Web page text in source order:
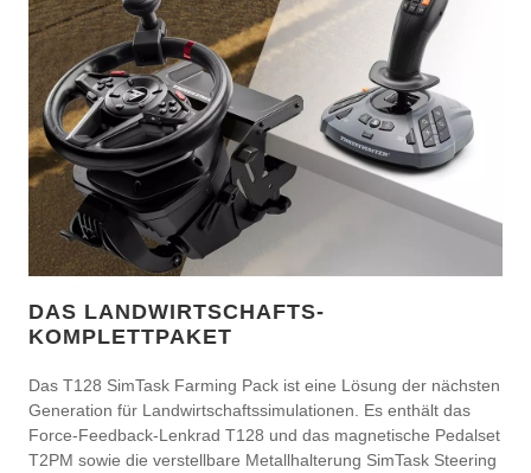
DAS LANDWIRTSCHAFTS-
KOMPLETTPAKET
Das T128 SimTask Farming Pack ist eine Lösung der nächsten
Generation für Landwirtschaftssimulationen. Es enthält das
Force-Feedback-Lenkrad T128 und das magnetische Pedalset
T2PM sowie die verstellbare Metallhalterung SimTask Steering